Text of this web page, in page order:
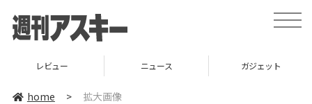
toggle
レビュー ニュース ガジェット
home > 拡大画像